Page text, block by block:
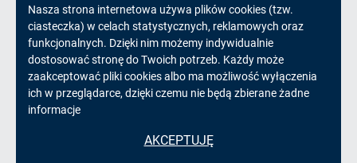
Zaproszenie dla seniorów i nie tylko
Gminna Biblioteka Publiczna
Informacja
o
cookies!
Nasza strona internetowa używa plików cookies (tzw.
ciasteczka) w celach statystycznych, reklamowych oraz
funkcjonalnych. Dzięki nim możemy indywidualnie
dostosować stronę do Twoich potrzeb. Każdy może
zaakceptować pliki cookies albo ma możliwość wyłączenia
ich w przeglądarce, dzięki czemu nie będą zbierane żadne
informacje
AKCEPTUJĘ